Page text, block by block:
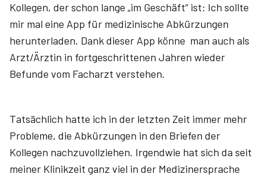
Kollegen, der schon lange „im Geschäft“ ist: Ich sollte
mir mal eine App für medizinische Abkürzungen
herunterladen. Dank dieser App könne man auch als
Arzt/Ärztin in fortgeschrittenen Jahren wieder
Befunde vom Facharzt verstehen.
Tatsächlich hatte ich in der letzten Zeit immer mehr
Probleme, die Abkürzungen in den Briefen der
Kollegen nachzuvollziehen. Irgendwie hat sich da seit
meiner Klinikzeit ganz viel in der Medizinersprache